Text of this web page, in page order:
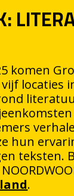
komen
locaties
hun
teksten.
.